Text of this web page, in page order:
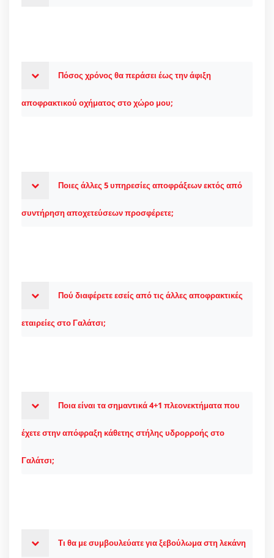
Πόσος χρόνος θα περάσει έως την άφιξη
αποφρακτικού οχήματος στο χώρο μου;
Ποιες άλλες 5 υπηρεσίες αποφράξεων εκτός από
συντήρηση αποχετεύσεων προσφέρετε;
Πού διαφέρετε εσείς από τις άλλες αποφρακτικές
εταιρείες στο Γαλάτσι;
Ποια είναι τα σημαντικά 4+1 πλεονεκτήματα που
έχετε στην απόφραξη κάθετης στήλης υδρορροής στο
Γαλάτσι;
Τι θα με συμβουλεύατε για ξεβούλωμα στη λεκάνη